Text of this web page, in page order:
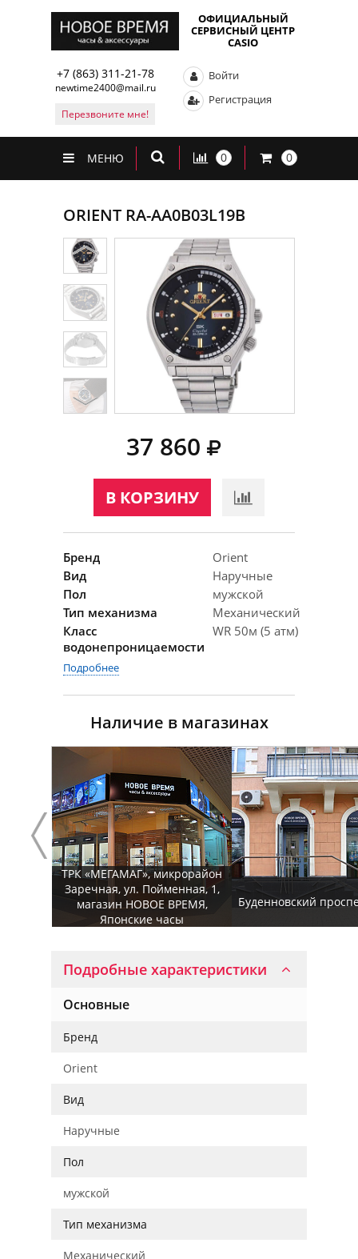
ОФИЦИАЛЬНЫЙ
СЕРВИСНЫЙ ЦЕНТР
CASIO
+7 (863) 311-21-78
newtime2400@mail.ru
Перезвоните мне!
Войти
Регистрация
МЕНЮ 0 0
ORIENT RA-AA0B03L19B
37 860
В КОРЗИНУ
Бренд
Orient
Вид
Наручные
Пол
мужской
Тип механизма
Механический
Класс
водонепроницаемости
WR 50м (5 атм)
Подробнее
Наличие в магазинах
ТРК «МЕГАМАГ», микрорайон
Заречная, ул. Пойменная, 1,
магазин НОВОЕ ВРЕМЯ,
Японские часы
Буденновский
Подробные характеристики
Основные
Бренд
Orient
Вид
Наручные
Пол
мужской
Тип механизма
Механический